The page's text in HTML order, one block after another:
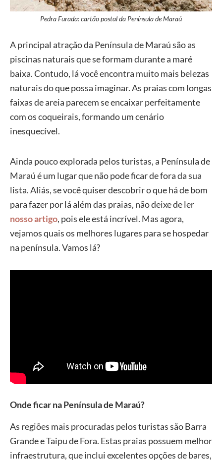
Pedra Furada: cartão postal da Península de Maraú
A principal atração da Península de Maraú são as
piscinas naturais que se formam durante a maré
baixa. Contudo, lá você encontra muito mais belezas
naturais do que possa imaginar. As praias com longas
faixas de areia parecem se encaixar perfeitamente
com os coqueirais, formando um cenário
inesquecível.
Ainda pouco explorada pelos turistas, a Península de
Maraú é um lugar que não pode ficar de fora da sua
lista. Aliás, se você quiser descobrir o que há de bom
para fazer por lá além das praias, não deixe de ler
nosso artigo, pois ele está incrível. Mas agora,
vejamos quais os melhores lugares para se hospedar
na península. Vamos lá?
Onde ficar na Península de Maraú?
As regiões mais procuradas pelos turistas são Barra
Grande e Taipu de Fora. Estas praias possuem melhor
infraestrutura, que inclui excelentes opções de bares,